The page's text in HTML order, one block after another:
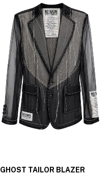
GHOST TAILOR BLAZER